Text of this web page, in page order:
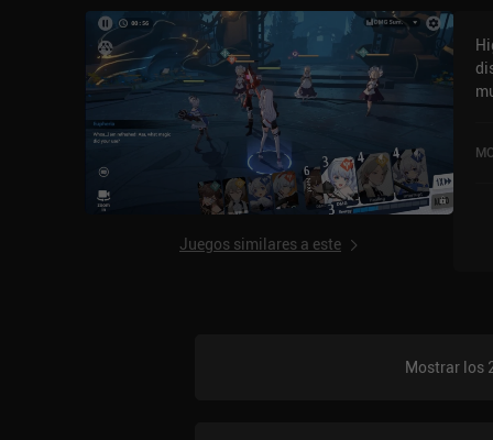
Juegos similares a este
Mostrar los